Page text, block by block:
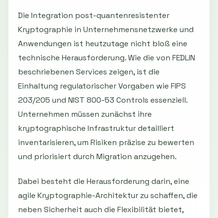
Die Integration post-quantenresistenter
Kryptographie in Unternehmensnetzwerke und
Anwendungen ist heutzutage nicht bloß eine
technische Herausforderung. Wie die von FEDLIN
beschriebenen Services zeigen, ist die
Einhaltung regulatorischer Vorgaben wie FIPS
203/205 und NIST 800-53 Controls essenziell.
Unternehmen müssen zunächst ihre
kryptographische Infrastruktur detailliert
inventarisieren, um Risiken präzise zu bewerten
und priorisiert durch Migration anzugehen.
Dabei besteht die Herausforderung darin, eine
agile Kryptographie-Architektur zu schaffen, die
neben Sicherheit auch die Flexibilität bietet,